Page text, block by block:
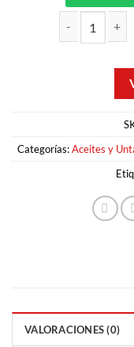
MAYONESA 445GR
Categorías:Aceites y
VALORACIONES (0)